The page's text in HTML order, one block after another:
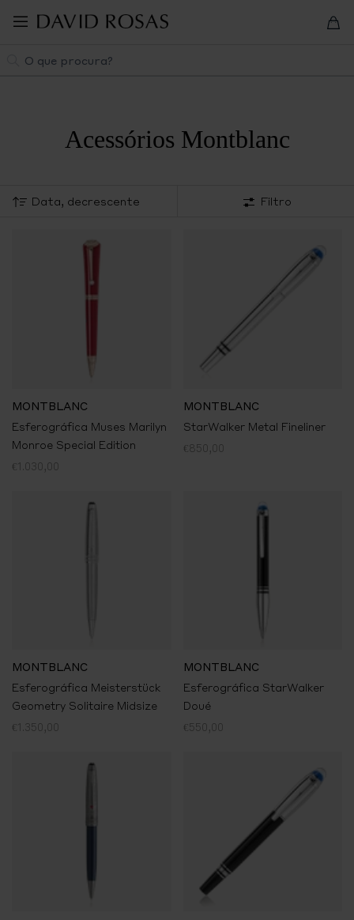
para
Acessórios Montblanc
Filtro
MONTBLANC
Esferográfica Muses Marilyn
Monroe Special Edition
€1.030,00
MONTBLANC
StarWalker Metal Fineliner
€850,00
MONTBLANC
Esferográfica Meisterstück
Geometry Solitaire Midsize
€1.350,00
MONTBLANC
Esferográfica StarWalker
Doué
€550,00